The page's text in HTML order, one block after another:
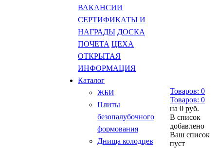
ВАКАНСИИ
СЕРТИФИКАТЫ И
НАГРАДЫ ДОСКА
ПОЧЕТА ЦЕХА
ОТКРЫТАЯ
ИНФОРМАЦИЯ
Каталог
ЖБИ
Плиты
безопалубочного
формования
Днища колодцев
Товаров: 0
Товаров: 0
на 0 руб.
В список
добавлено
Ваш список
пуст